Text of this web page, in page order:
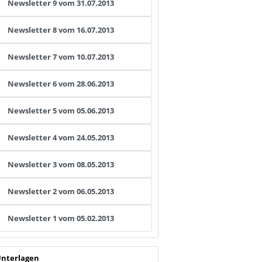
Newsletter 9 vom 31.07.2013
Newsletter 8 vom 16.07.2013
Newsletter 7 vom 10.07.2013
Newsletter 6 vom 28.06.2013
Newsletter 5 vom 05.06.2013
Newsletter 4 vom 24.05.2013
Newsletter 3 vom 08.05.2013
Newsletter 2 vom 06.05.2013
Newsletter 1 vom 05.02.2013